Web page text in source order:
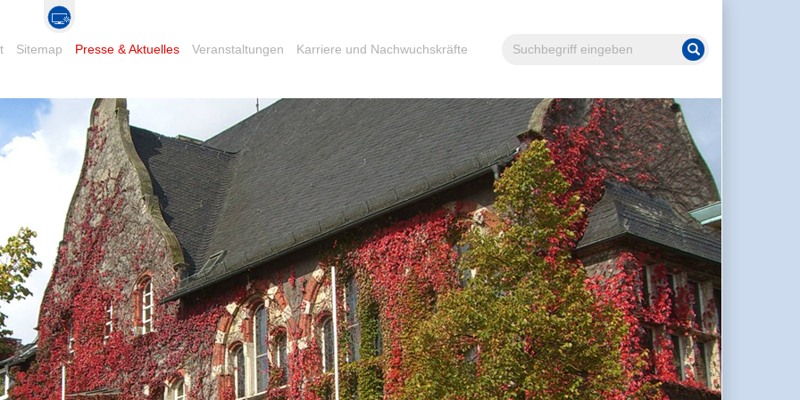
Volltextsuche Suche starten
Sitemap Presse & Aktuelles Veranstaltungen Karriere und Nachwuchskräfte